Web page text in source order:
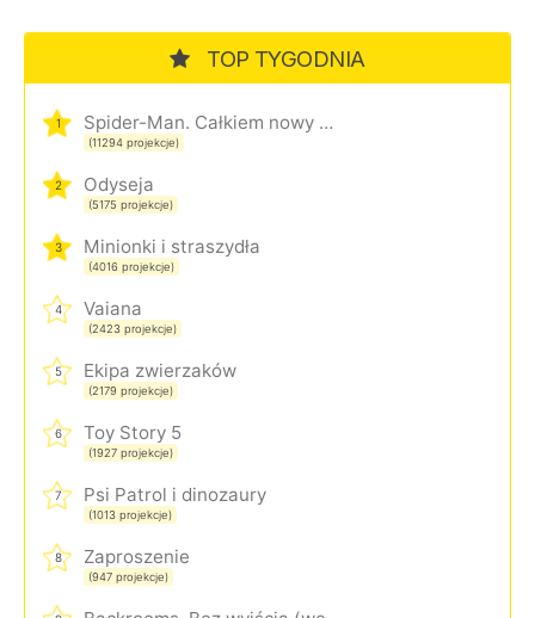
TOP TYGODNIA
1 Spider-Man. Całkiem nowy dzień
(11294 projekcje)
2 Odyseja
(5175 projekcje)
3 Minionki i straszydła
(4016 projekcje)
4 Vaiana
(2423 projekcje)
5 Ekipa zwierzaków
(2179 projekcje)
6 Toy Story 5
(1927 projekcje)
7 Psi Patrol i dinozaury
(1013 projekcje)
8 Zaproszenie
(947 projekcje)